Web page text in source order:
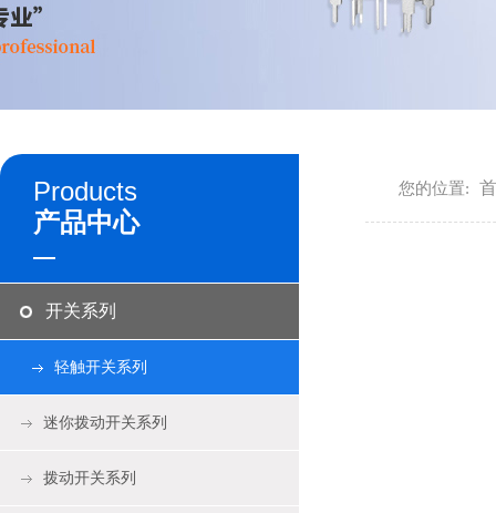
Products
产品中心
开关系列
轻触开关系列
迷你拨动开关系列
拨动开关系列
您的位置: